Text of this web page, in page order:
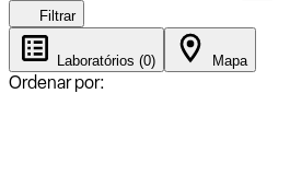
Filtrar
Laboratórios (0) Mapa
Ordenar por: